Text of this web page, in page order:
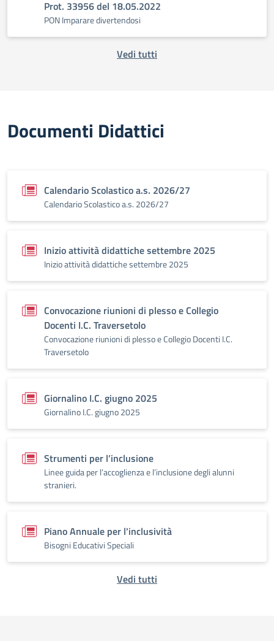
Prot. 33956 del 18.05.2022
PON Imparare divertendosi
Vedi tutti
Documenti Didattici
Calendario Scolastico a.s. 2026/27
Calendario Scolastico a.s. 2026/27
Inizio attività didattiche settembre 2025
Inizio attività didattiche settembre 2025
Convocazione riunioni di plesso e Collegio
Docenti I.C. Traversetolo
Convocazione riunioni di plesso e Collegio Docenti I.C.
Traversetolo
Giornalino I.C. giugno 2025
Giornalino I.C. giugno 2025
Strumenti per l’inclusione
Linee guida per l’accoglienza e l’inclusione degli alunni
stranieri.
Piano Annuale per l'inclusività
Bisogni Educativi Speciali
Vedi tutti